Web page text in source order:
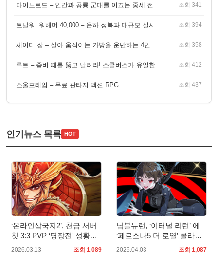
조회 341
조회 394
조회 358
조회 412
소울프레임 – 무료 판타지 액션 RPG 조회 437
인기뉴스 목록 HOT
‘온라인삼국지2’, 천금 서버
첫 3:3 PVP ‘명장전’ 성황리
종료
2026.03.13 조회 1,089
님블뉴런, ‘이터널 리턴’ 에
‘페르소나5 더 로열’ 콜라보
신규 스킨 2종 추가
2026.04.03 조회 1,087